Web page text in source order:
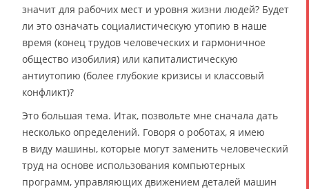
значит для рабочих мест и уровня жизни людей? Будет
ли это означать социалистическую утопию в наше
время (конец трудов человеческих и гармоничное
общество изобилия) или капиталистическую
антиутопию (более глубокие кризисы и классовый
конфликт)?
Это большая тема. Итак, позвольте мне сначала дать
несколько определений. Говоря о роботах, я имею
в виду машины, которые могут заменить человеческий
труд на основе использования компьютерных
программ, управляющих движением деталей машин